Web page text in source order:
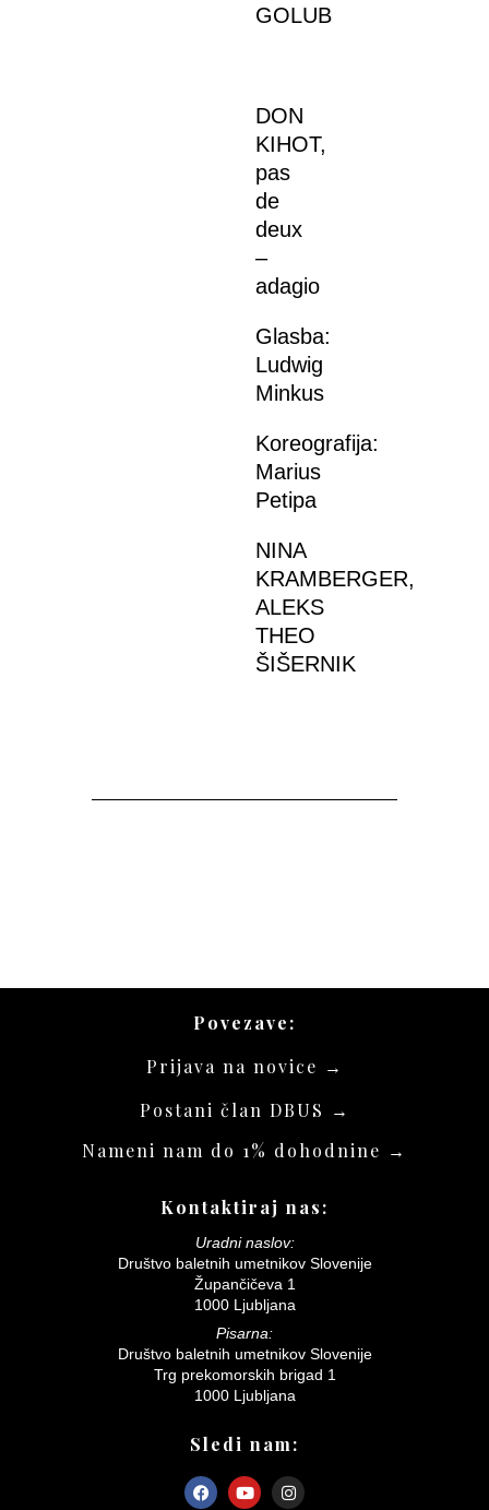
GOLUB
DON
KIHOT,
pas
de
deux
–
adagio
Glasba:
Ludwig
Minkus
Koreografija:
Marius
Petipa
NINA
KRAMBERGER,
ALEKS
THEO
ŠIŠERNIK
Povezave:
Prijava na novice →
Postani član DBUS →
Nameni nam do 1% dohodnine →
Kontaktiraj nas:
Uradni naslov:
Društvo baletnih umetnikov Slovenije
Župančičeva 1
1000 Ljubljana
Pisarna:
Društvo baletnih umetnikov Slovenije
Trg prekomorskih brigad 1
1000 Ljubljana
Sledi nam: